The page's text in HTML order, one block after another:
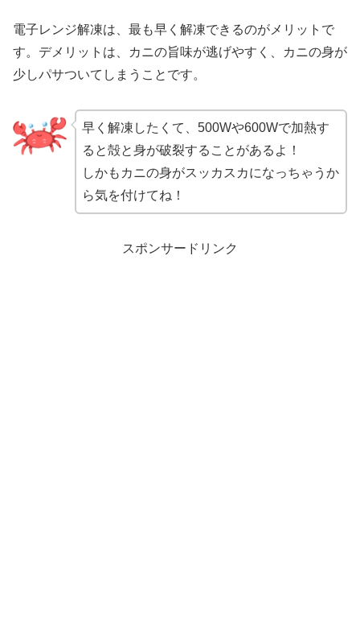
電子レンジ解凍は、最も早く解凍できるのがメリットで
す。デメリットは、カニの旨味が逃げやすく、カニの身が
少しパサついてしまうことです。
早く解凍したくて、500Wや600Wで加熱す
ると殻と身が破裂することがあるよ！
しかもカニの身がスッカスカになっちゃうか
ら気を付けてね！
スポンサードリンク